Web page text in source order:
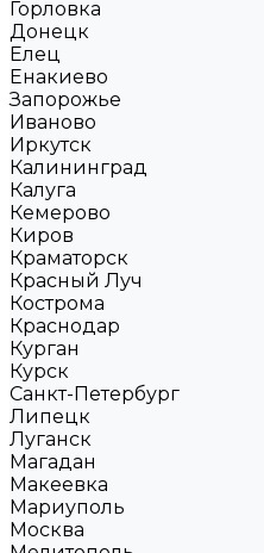
Горловка
Донецк
Елец
Енакиево
Запорожье
Иваново
Иркутск
Калининград
Калуга
Кемерово
Киров
Краматорск
Красный Луч
Кострома
Краснодар
Курган
Курск
Санкт-Петербург
Липецк
Луганск
Магадан
Макеевка
Мариуполь
Москва